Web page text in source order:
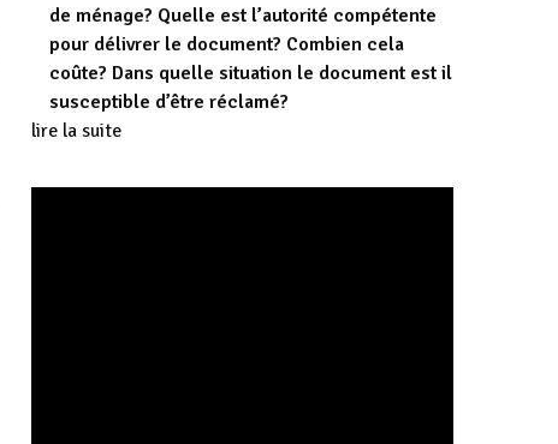
de ménage? Quelle est l’autorité compétente
pour délivrer le document? Combien cela
coûte? Dans quelle situation le document est il
susceptible d’être réclamé?
lire la suite